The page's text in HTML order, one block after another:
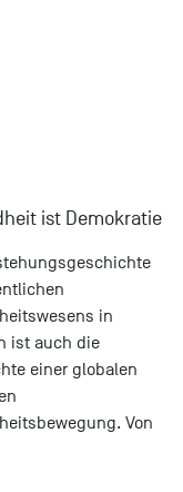
ist Demokratie
in
ist auch die
einer globalen
Von